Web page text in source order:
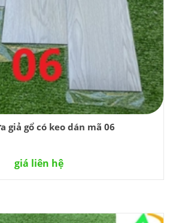
giả gổ có keo dán mã 06
giá liên hệ